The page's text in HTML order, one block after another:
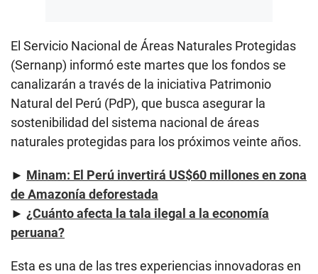
El Servicio Nacional de Áreas Naturales Protegidas
(Sernanp) informó este martes que los fondos se
canalizarán a través de la iniciativa Patrimonio
Natural del Perú (PdP), que busca asegurar la
sostenibilidad del sistema nacional de áreas
naturales protegidas para los próximos veinte años.
► Minam: El Perú invertirá US$60 millones en zona
de Amazonía deforestada
► ¿Cuánto afecta la tala ilegal a la economía
peruana?
Esta es una de las tres experiencias innovadoras en